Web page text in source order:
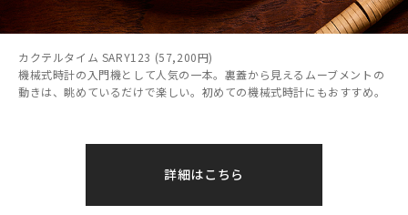
カクテルタイム SARY123 (57,200円)
機械式時計の入門機として人気の一本。裏蓋から見えるムーブメントの
動きは、眺めているだけで楽しい。初めての機械式時計にもおすすめ。
詳細はこちら